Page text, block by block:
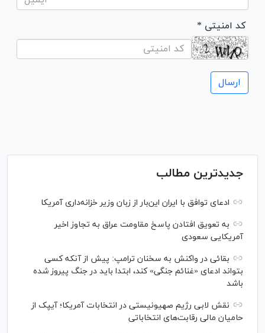
* کد امنیتی
جدیدترین مطالب
ادعای توافق با ایران این‌بار از زبان وزیر خزانه‌داری آمریکا
به تعویق افتادن پاسخ مقاومت عراق به تجاوز اخیر
آمریکایی سعودی
بقائی در واکنش به سخنان ترامپ: پیش از آنکه کسی
بتواند ادعای «غنائم جنگی» کند، ابتدا باید در جنگ پیروز شده
باشد
نقش لابی رژیم صهیونیستی در انتخابات آمریکا؛ آیپک از
حامیان مالی رقابت‌های انتخاباتی